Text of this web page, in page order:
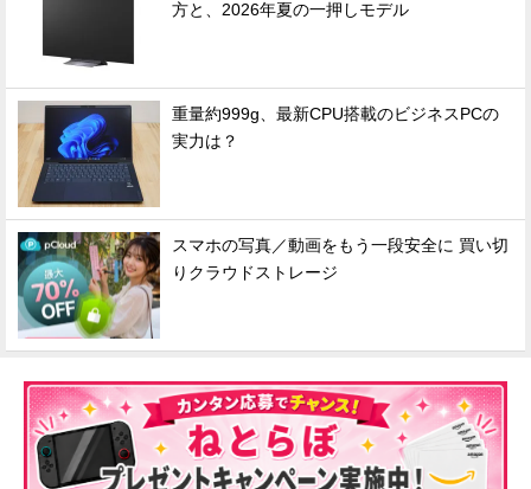
方と、2026年夏の一押しモデル
重量約999g、最新CPU搭載のビジネスPCの
実力は？
スマホの写真／動画をもう一段安全に 買い切
りクラウドストレージ